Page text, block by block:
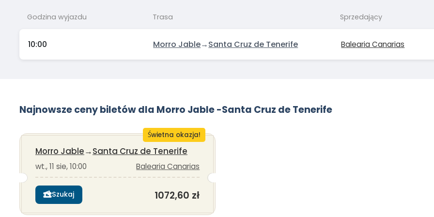
Godzina wyjazdu Trasa Sprzedający
10:00 Morro Jable→Santa Cruz de Tenerife Balearia Canarias
Najnowsze ceny biletów dla Morro Jable -Santa Cruz de Tenerife
Świetna okazja!
Morro Jable→Santa Cruz de Tenerife
wt., 11 sie, 10:00 Balearia Canarias
Szukaj 1072,60 zł